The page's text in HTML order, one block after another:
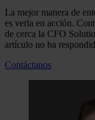
La mejor manera de
es verla en acción.
de cerca la CFO
artículo no ha
Contáctanos